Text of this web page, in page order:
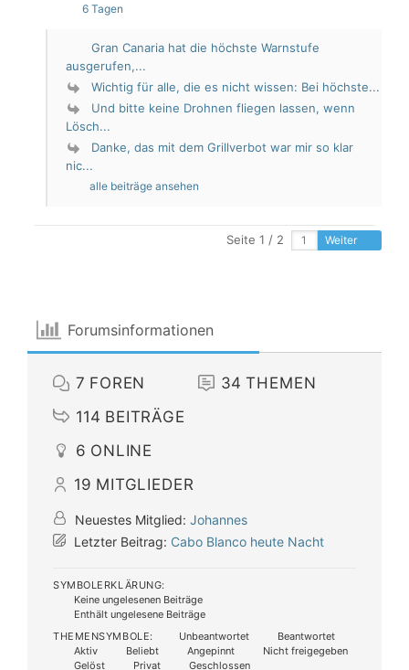
6 Tagen
Gran Canaria hat die höchste Warnstufe
ausgerufen,...
Wichtig für alle, die es nicht wissen: Bei höchste...
Und bitte keine Drohnen fliegen lassen, wenn
Lösch...
Danke, das mit dem Grillverbot war mir so klar
nic...
alle beiträge ansehen
Seite 1 / 2 Weiter
Forumsinformationen
7 FOREN 34 THEMEN
114 BEITRÄGE
6 ONLINE
19 MITGLIEDER
Neuestes Mitglied: Johannes
Letzter Beitrag: Cabo Blanco heute Nacht
SYMBOLERKLÄRUNG:
Keine ungelesenen Beiträge
Enthält ungelesene Beiträge
THEMENSYMBOLE:
Unbeantwortet
Beantwortet
Aktiv
Beliebt Angepinnt
Nicht freigegeben
Gelöst
Privat Geschlossen